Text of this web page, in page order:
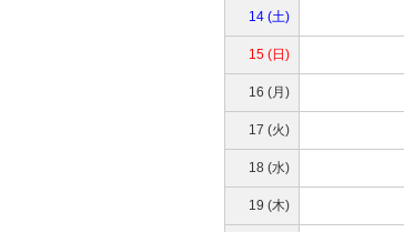
14 (土)
15 (日)
16 (月)
17 (火)
18 (水)
19 (木)